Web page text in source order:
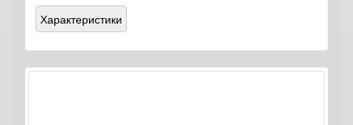
Характеристики